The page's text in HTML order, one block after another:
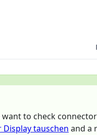
to check
Display tauschen and a